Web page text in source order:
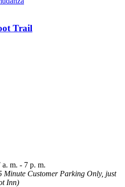
Trail
m. - 7 p. m.
Minute Customer Parking Only, just
Inn)